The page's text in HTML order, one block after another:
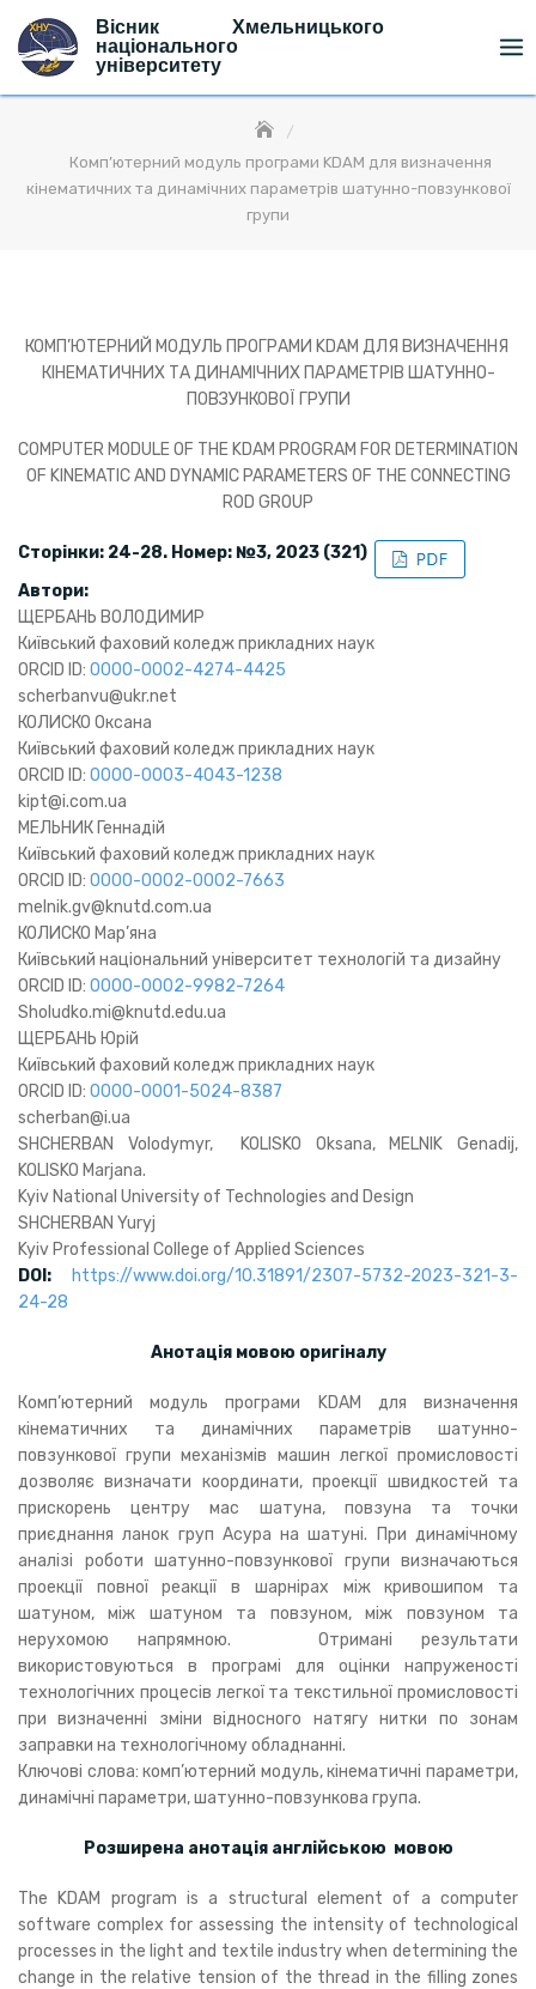
content
Вісник Хмельницького
національного
університету
Комп’ютерний модуль програми KDAM для визначення
кінематичних та динамічних параметрів шатунно-повзункової
групи
КОМП’ЮТЕРНИЙ МОДУЛЬ ПРОГРАМИ KDAM ДЛЯ ВИЗНАЧЕННЯ
КІНЕМАТИЧНИХ ТА ДИНАМІЧНИХ ПАРАМЕТРІВ ШАТУННО-
ПОВЗУНКОВОЇ ГРУПИ
COMPUTER MODULE OF THE KDAM PROGRAM FOR DETERMINATION
OF KINEMATIC AND DYNAMIC PARAMETERS OF THE CONNECTING
ROD GROUP
Сторінки: 24-28. Номер: №3, 2023 (321)
Автори:
ЩЕРБАНЬ ВОЛОДИМИР
Київський фаховий коледж прикладних наук
ORCID ID: 0000-0002-4274-4425
scherbanvu@ukr.net
КОЛИСКО Оксана
Київський фаховий коледж прикладних наук
ORCID ID: 0000-0003-4043-1238
kipt@i.com.ua
МЕЛЬНИК Геннадій
Київський фаховий коледж прикладних наук
ORCID ID: 0000-0002-0002-7663
melnik.gv@knutd.com.ua
КОЛИСКО Мар’яна
Київський національний університет технологій та дизайну
ORCID ID: 0000-0002-9982-7264
Sholudko.mi@knutd.edu.ua
ЩЕРБАНЬ Юрій
Київський фаховий коледж прикладних наук
ORCID ID: 0000-0001-5024-8387
scherban@i.ua
SHCHERBAN Volodymyr, KOLISKO Oksana, MELNIK Genadij,
KOLISKO Marjana.
Kyiv National University of Technologies and Design
SHCHERBAN Yuryj
Kyiv Professional College of Applied Sciences
DOI:
https://www.doi.org/10.31891/2307-5732-2023-321-3-
24-28
Анотація мовою оригіналу
Комп’ютерний модуль програми KDAM для визначення
кінематичних та динамічних параметрів шатунно-
повзункової групи механізмів машин легкої промисловості
дозволяє визначати координати, проекції швидкостей та
прискорень центру мас шатуна, повзуна та точки
приєднання ланок груп Асура на шатуні. При динамічному
аналізі роботи шатунно-повзункової групи визначаються
проекції повної реакції в шарнірах між кривошипом та
шатуном, між шатуном та повзуном, між повзуном та
нерухомою напрямною. Отримані результати
використовуються в програмі для оцінки напруженості
технологічних процесів легкої та текстильної промисловості
при визначенні зміни відносного натягу нитки по зонам
заправки на технологічному обладнанні.
Ключові слова: комп’ютерний модуль, кінематичні параметри,
динамічні параметри, шатунно-повзункова група.
Розширена анотація англійською мовою
The KDAM program is a structural element of a computer
software complex for assessing the intensity of technological
processes in the light and textile industry when determining the
change in the relative tension of the thread in the filling zones